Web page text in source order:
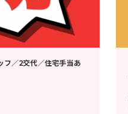
フ／2交代／住宅手当あ